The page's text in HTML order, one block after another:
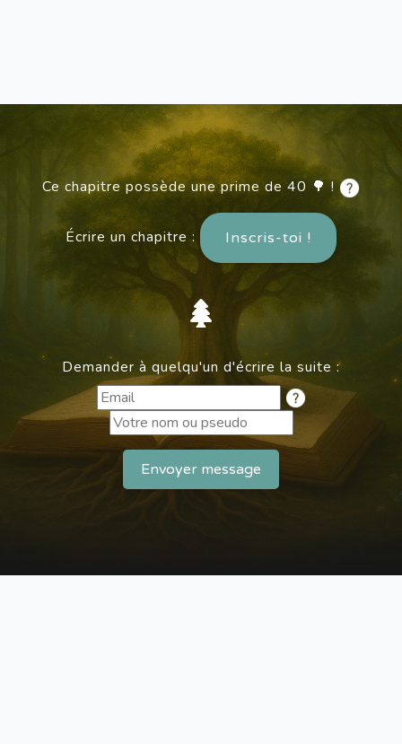
Ce chapitre possède une prime de 40 🌳 !
Écrire un chapitre : Inscris-toi !
Demander à quelqu'un d'écrire la suite :
Envoyer message